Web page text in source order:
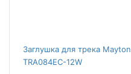
Заглушка для трека
TRA084EC-12W